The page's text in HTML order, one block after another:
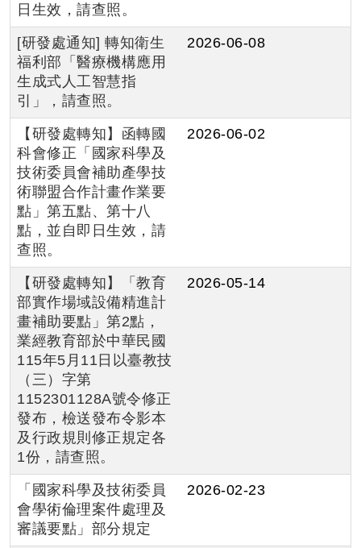
日生效，請查照。
[研發處通知] 轉知衛生
福利部「醫療機構應用
生成式人工智慧指
引」，請查照。
2026-06-08
【研發處轉知】函轉國
科會修正「國家科學及
技術委員會補助產學技
術聯盟合作計畫作業要
點」第五點、第十八
點，並自即日生效，請
查照。
2026-06-02
【研發處轉知】「教育
部實作場域設備精進計
畫補助要點」第2點，
業經教育部於中華民國
115年5月11日以臺教技
（三）字第
1152301128A號令修正
發布，檢送發布令影本
及行政規則修正規定各
1份，請查照。
2026-05-14
「國家科學及技術委員
會學術倫理案件處理及
審議要點」部分規定
2026-02-23